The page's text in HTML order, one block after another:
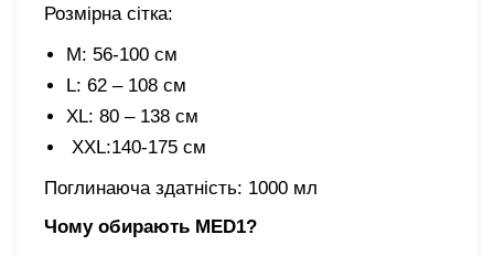
Розмірна сітка:
M: 56-100 см
L: 62 – 108 см
XL: 80 – 138 см
XХL:140-175 cм
Поглинаюча здатність: 1000 мл
Чому обирають MED1?